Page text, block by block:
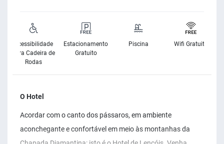
Acessibilidade
para Cadeira de
Rodas
Estacionamento
Gratuito
Piscina Wifi Gratuito
O Hotel
Acordar com o canto dos pássaros, em ambiente
aconchegante e confortável em meio às montanhas da